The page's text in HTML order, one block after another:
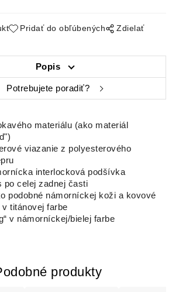
Pridať do obľúbených Zdielať
Popis
Potrebujete poradiť?
materiálu (ako materiál
viazanie z polyesterového
interlocková podšívka
po celej zadnej časti
podobné námorníckej koži a kovové
titánovej farbe
v námorníckej/bielej farbe
produkty